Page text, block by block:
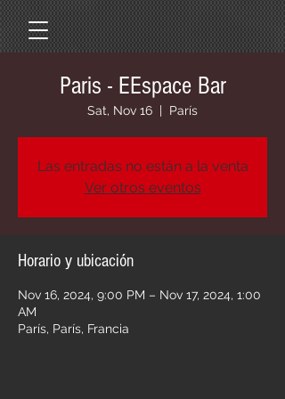
Paris - EEspace Bar
Sat, Nov 16
  |
París
Las entradas no están a la venta
Ver otros eventos
Horario y ubicación
Nov 16, 2024, 9:00 PM – Nov 17, 2024, 1:00
AM
París, París, Francia